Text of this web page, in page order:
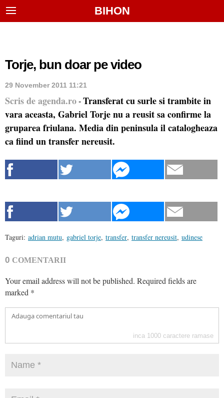
BIHON
Torje, bun doar pe video
29 November 2011 11:21
Scris de agenda.ro - Transferat cu surle si trambite in
vara aceasta, Gabriel Torje nu a reusit sa confirme la
gruparea friulana. Media din peninsula il catalogheaza
ca fiind un transfer nereusit.
Taguri: adrian mutu, gabriel torje, transfer, transfer nereusit, udinese
0 COMENTARII
Your email address will not be published. Required fields are
marked *
inca 1000 caractere ramase